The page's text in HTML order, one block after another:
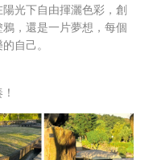
光下自由揮灑色彩，創
，還是一片夢想，每個
自己。